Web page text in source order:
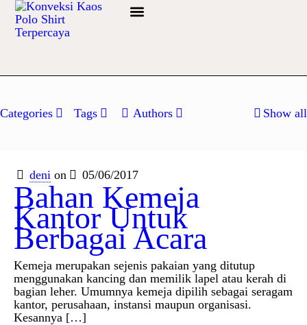
Categories Tags Authors Show all
deni on 05/06/2017
Bahan Kemeja
Kantor Untuk
Berbagai Acara
Kemeja merupakan sejenis pakaian yang ditutup
menggunakan kancing dan memilik lapel atau kerah di
bagian leher. Umumnya kemeja dipilih sebagai seragam
kantor, perusahaan, instansi maupun organisasi.
Kesannya […]